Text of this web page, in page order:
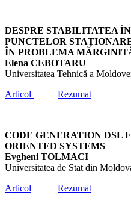
DESPRE STABILITATEA
PUNCTELOR
ÎN PROBLEMA
Elena CEBOTARU
Universitatea Tehnică a
Articol
Rezumat
CODE GENERATION DSL
ORIENTED SYSTEMS
Evgheni TOLMACI
Universitatea de Stat din
Articol
Rezumat